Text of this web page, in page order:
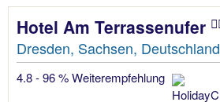
Hotel Am Terrassenufer
Dresden, Sachsen, Deutschland
4.8 - 96 % Weiterempfehlung